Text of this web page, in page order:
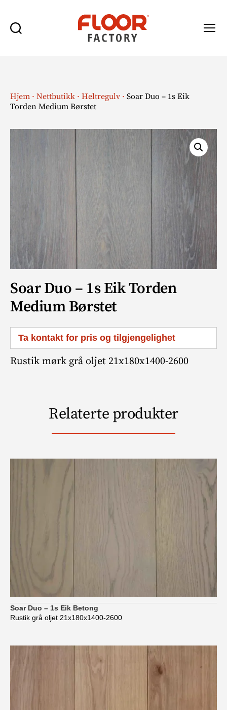
Hjem · Nettbutikk · Heltregulv · Soar Duo – 1s Eik
Torden Medium Børstet
Soar Duo – 1s Eik Torden
Medium Børstet
Ta kontakt for pris og tilgjengelighet
Rustik mørk grå oljet 21x180x1400-2600
Relaterte produkter
Soar Duo – 1s Eik Betong
Rustik grå oljet 21x180x1400-2600